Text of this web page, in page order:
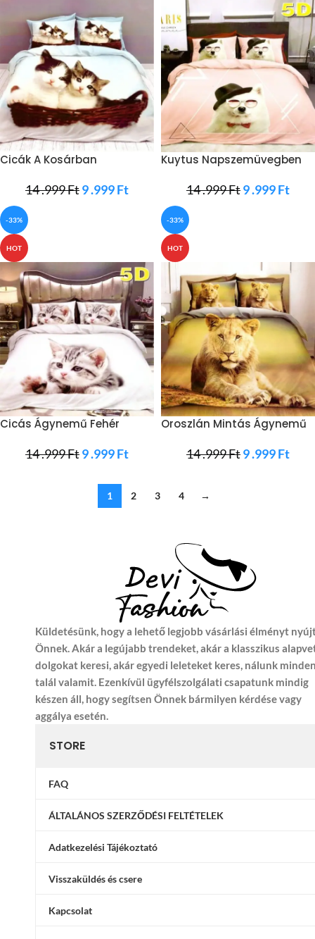
Cicák A Kosárban
14 .999Ft9 .999Ft
Kuytus Napszemüvegben
14 .999Ft9 .999Ft
-33%
HOT
Cicás Ágynemű Fehér
14 .999Ft9 .999Ft
-33%
HOT
Oroszlán Mintás Ágynemű
14 .999Ft9 .999Ft
1 2 3 4 →
Küldetésünk, hogy a lehető legjobb vásárlási élményt
Önnek. Akár a legújabb trendeket, akár a klasszikus
dolgokat keresi, akár egyedi leleteket keres, nálunk
talál valamit. Ezenkívül ügyfélszolgálati csapatunk mindig
készen áll, hogy segítsen Önnek bármilyen kérdése vagy
aggálya esetén.
STORE
FAQ
ÁLTALÁNOS SZERZŐDÉSI FELTÉTELEK
Adatkezelési Tájékoztató
Visszaküldés és csere
Kapcsolat